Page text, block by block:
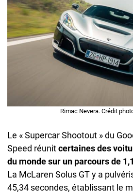
Rimac Nevera. Crédit
Le « Supercar Shootout » du
Speed réunitcertaines des
du monde sur un parcours de
La McLaren Solus GT y a
45,34 secondes, établissant le